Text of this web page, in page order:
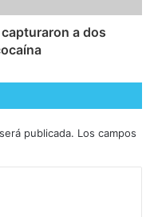
a dos
publicada. Los campos